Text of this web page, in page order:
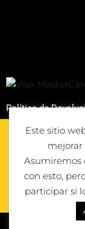
Política de
©
Este sitio
mejorar
Asumiremos
con esto,
participar si